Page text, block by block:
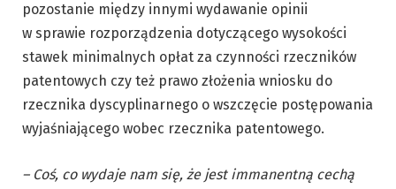
pozostanie między innymi wydawanie opinii
w sprawie rozporządzenia dotyczącego wysokości
stawek minimalnych opłat za czynności rzeczników
patentowych czy też prawo złożenia wniosku do
rzecznika dyscyplinarnego o wszczęcie postępowania
wyjaśniającego wobec rzecznika patentowego.
– Coś, co wydaje nam się, że jest immanentną cechą